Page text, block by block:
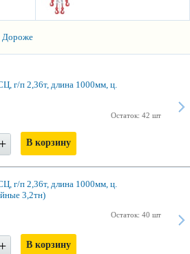
Дороже
г/п 2,36т, длина 1000мм, ц.
Остаток: 42 шт
+ В корзину
г/п 2,36т, длина 1000мм, ц.
3,2тн)
Остаток: 40 шт
+ В корзину